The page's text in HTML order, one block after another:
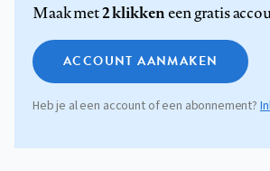
Maak met2 klikkeneen gratis
ACCOUNT AANMAKEN
Heb je al een account of een abonnement?